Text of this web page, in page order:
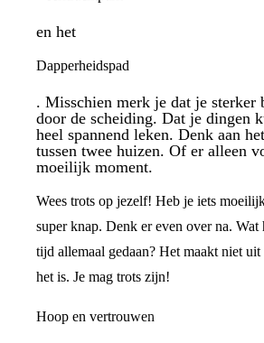
en het
Dapperheidspad
. Misschien merk je dat je sterker
door de scheiding. Dat je dingen
heel spannend leken. Denk aan
tussen twee huizen. Of er alleen
moeilijk moment.
Wees trots op jezelf! Heb je iets
super knap. Denk er even over na. Wat
tijd allemaal gedaan? Het maakt niet
het is. Je mag trots zijn!
Hoop en vertrouwen